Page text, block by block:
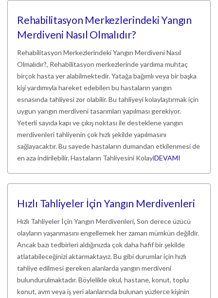
Rehabilitasyon Merkezlerindeki Yangın
Merdiveni Nasıl Olmalıdır?
Rehabilitasyon Merkezlerindeki Yangın Merdiveni Nasıl
Olmalıdır?, Rehabilitasyon merkezlerinde yardıma muhtaç
birçok hasta yer alabilmektedir. Yatağa bağımlı veya bir başka
kişi yardımıyla hareket edebilen bu hastaların yangın
esnasında tahliyesi zor olabilir. Bu tahliyeyi kolaylaştırmak için
uygun yangın merdiveni tasarımları yapılması gerekiyor.
Yeterli sayıda kapı ve çıkış noktası ile desteklene yangın
merdivenleri tahliyenin çok hızlı şekilde yapılmasını
sağlayacaktır. Bu sayede hastaların dumandan etkilenmesi de
en aza indirilebilir. Hastaların Tahliyesini KolaylDEVAMI
Hızlı Tahliyeler İçin Yangın Merdivenleri
Hızlı Tahliyeler İçin Yangın Merdivenleri, Son derece üzücü
olayların yaşanmasını engellemek her zaman mümkün değildir.
Ancak bazı tedbirleri aldığınızda çok daha hafif bir şekilde
atlatabileceğinizi aktarmaktayız. Bu gibi durumlar için hızlı
tahliye edilmesi gereken alanlarda yangın merdiveni
bulundurulmaktadır. Böylelikle okul, hastane, konut, toplu
konut, avm veya iş yeri alanlarında bulunan yüzlerce kişinin